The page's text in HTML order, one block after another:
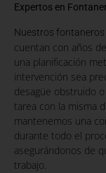
Expertos en
Nuestros
cuentan con años
una planificación
intervención sea
desagüe obstruido
tarea con la misma
mantenemos una
durante todo el
asegurándonos de
trabajo.